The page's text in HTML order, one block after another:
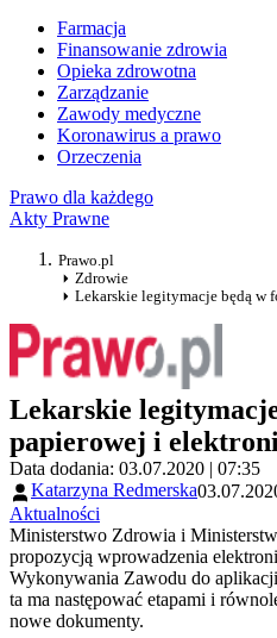
Farmacja
Finansowanie zdrowia
Opieka zdrowotna
Zarządzanie
Zawody medyczne
Koronawirus a prawo
Orzeczenia
Prawo dla każdego
Akty Prawne
Prawo.pl
Zdrowie
Lekarskie legitymacje będą w
Lekarskie
papierowej i
Data dodania: 03.07.2020 | 07:35
Katarzyna Redmerska
Aktualności
Ministerstwo Zdrowia i
propozycją wprowadzenia
Wykonywania Zawodu do
ta ma następować etapami i
nowe dokumenty.